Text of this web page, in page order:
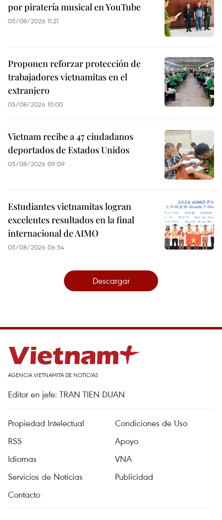
por piratería musical en YouTube
05/08/2026 11:21
Proponen reforzar protección de
trabajadores vietnamitas en el
extranjero
05/08/2026 10:00
Vietnam recibe a 47 ciudadanos
deportados de Estados Unidos
05/08/2026 09:09
Estudiantes vietnamitas logran
excelentes resultados en la final
internacional de AIMO
05/08/2026 06:54
Descargar
AGENCIA VIETNAMITA DE NOTICIAS
Editor en jefe: TRAN TIEN DUAN
Propiedad Intelectual
Condiciones de Uso
RSS
Apoyo
Idiomas
VNA
Servicios de Noticias
Publicidad
Contacto